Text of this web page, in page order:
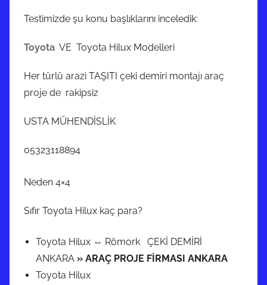
Testimizde şu konu başlıklarını inceledik:
Toyota VE Toyota Hilux Modelleri
Her türlü arazi TAŞITI çeki demiri montajı araç
proje de rakipsiz
USTA MÜHENDİSLİK
05323118894
Neden 4×4
Sıfır Toyota Hilux kaç para?
Toyota Hilux ⇔ Römork ÇEKİ DEMİRİ
ANKARA » ARAÇ PROJE FİRMASI ANKARA
Toyota Hilux